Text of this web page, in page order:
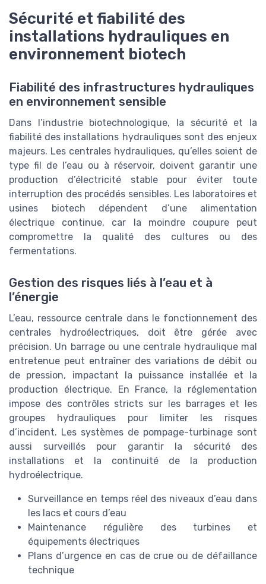
Sécurité et fiabilité des
installations hydrauliques en
environnement biotech
Fiabilité des infrastructures hydrauliques
en environnement sensible
Dans l’industrie biotechnologique, la sécurité et la
fiabilité des installations hydrauliques sont des enjeux
majeurs. Les centrales hydrauliques, qu’elles soient de
type fil de l’eau ou à réservoir, doivent garantir une
production d’électricité stable pour éviter toute
interruption des procédés sensibles. Les laboratoires et
usines biotech dépendent d’une alimentation
électrique continue, car la moindre coupure peut
compromettre la qualité des cultures ou des
fermentations.
Gestion des risques liés à l’eau et à
l’énergie
L’eau, ressource centrale dans le fonctionnement des
centrales hydroélectriques, doit être gérée avec
précision. Un barrage ou une centrale hydraulique mal
entretenue peut entraîner des variations de débit ou
de pression, impactant la puissance installée et la
production électrique. En France, la réglementation
impose des contrôles stricts sur les barrages et les
groupes hydrauliques pour limiter les risques
d’incident. Les systèmes de pompage-turbinage sont
aussi surveillés pour garantir la sécurité des
installations et la continuité de la production
hydroélectrique.
Surveillance en temps réel des niveaux d’eau dans
les lacs et cours d’eau
Maintenance régulière des turbines et
équipements électriques
Plans d’urgence en cas de crue ou de défaillance
technique